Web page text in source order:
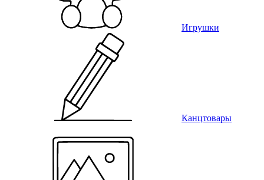
Игрушки
Канцтовары